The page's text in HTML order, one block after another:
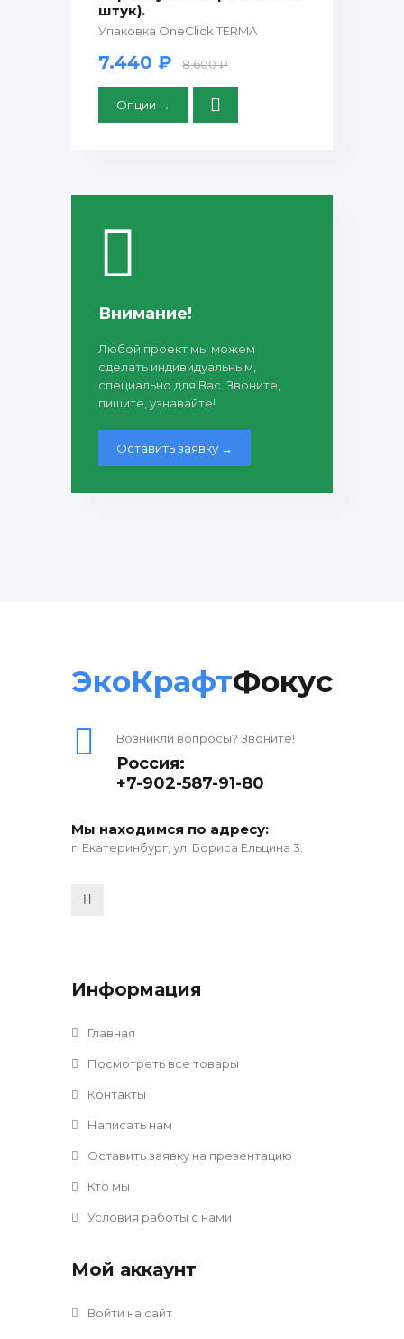
штук).
Упаковка OneClick TERMA
7.440 ₽ 8.600 ₽
Опции →
Внимание!
Любой проект мы можем
сделать индивидуальным,
специально для Вас. Звоните,
пишите, узнавайте!
Оставить заявку →
ЭкоКрафтФокус
Возникли вопросы? Звоните!
Россия:
+7-902-587-91-80
Мы находимся по адресу:
г. Екатеринбург, ул. Бориса Ельцина 3.
Информация
Главная
Посмотреть все товары
Контакты
Написать нам
Оставить заявку на презентацию
Кто мы
Условия работы с нами
Мой аккаунт
Войти на сайт